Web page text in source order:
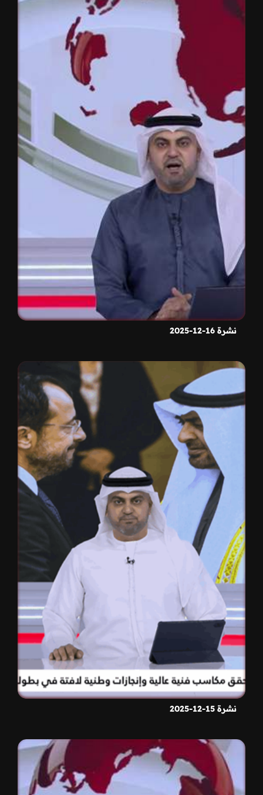
نشرة 16-12-2025
نشرة 15-12-2025